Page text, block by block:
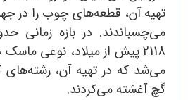
تهیه آن، قطعه‌های چوب را در
2118 پیش از میلاد، نوعی
می‌شد که در تهیه آن، رشته‌های
گچ آغشته می‌کردند.